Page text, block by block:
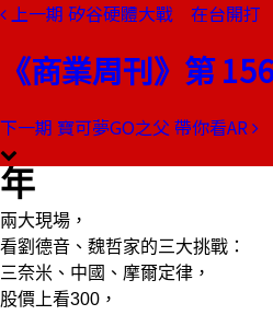
上一期 矽谷硬體大戰 在台開打
《商業周刊》第
下一期 寶可夢GO之父 帶你看AR
本期目錄
後張忠謀時代 台
年
兩大現場，
看劉德音、魏哲家的三大挑戰：
三奈米、中國、摩爾定律，
股價上看300，